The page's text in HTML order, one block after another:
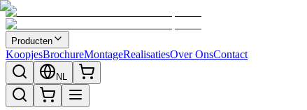
Producten
KoopjesBrochureMontageRealisatiesOver OnsContact
NL